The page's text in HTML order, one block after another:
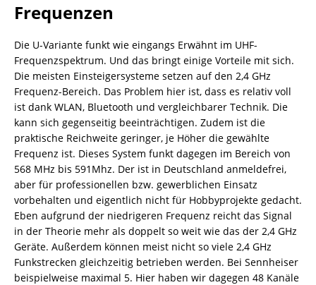
Frequenzen
Die U-Variante funkt wie eingangs Erwähnt im UHF-
Frequenzspektrum. Und das bringt einige Vorteile mit sich.
Die meisten Einsteigersysteme setzen auf den 2,4 GHz
Frequenz-Bereich. Das Problem hier ist, dass es relativ voll
ist dank WLAN, Bluetooth und vergleichbarer Technik. Die
kann sich gegenseitig beeinträchtigen. Zudem ist die
praktische Reichweite geringer, je Höher die gewählte
Frequenz ist. Dieses System funkt dagegen im Bereich von
568 MHz bis 591Mhz. Der ist in Deutschland anmeldefrei,
aber für professionellen bzw. gewerblichen Einsatz
vorbehalten und eigentlich nicht für Hobbyprojekte gedacht.
Eben aufgrund der niedrigeren Frequenz reicht das Signal
in der Theorie mehr als doppelt so weit wie das der 2,4 GHz
Geräte. Außerdem können meist nicht so viele 2,4 GHz
Funkstrecken gleichzeitig betrieben werden. Bei Sennheiser
beispielweise maximal 5. Hier haben wir dagegen 48 Kanäle